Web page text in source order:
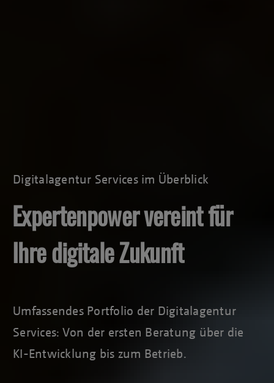
Digitalagentur Services im Überblick
Expertenpower vereint für
Ihre digitale Zukunft
Umfassendes Portfolio der Digitalagentur
Services: Von der ersten Beratung über die
KI-Entwicklung bis zum Betrieb.